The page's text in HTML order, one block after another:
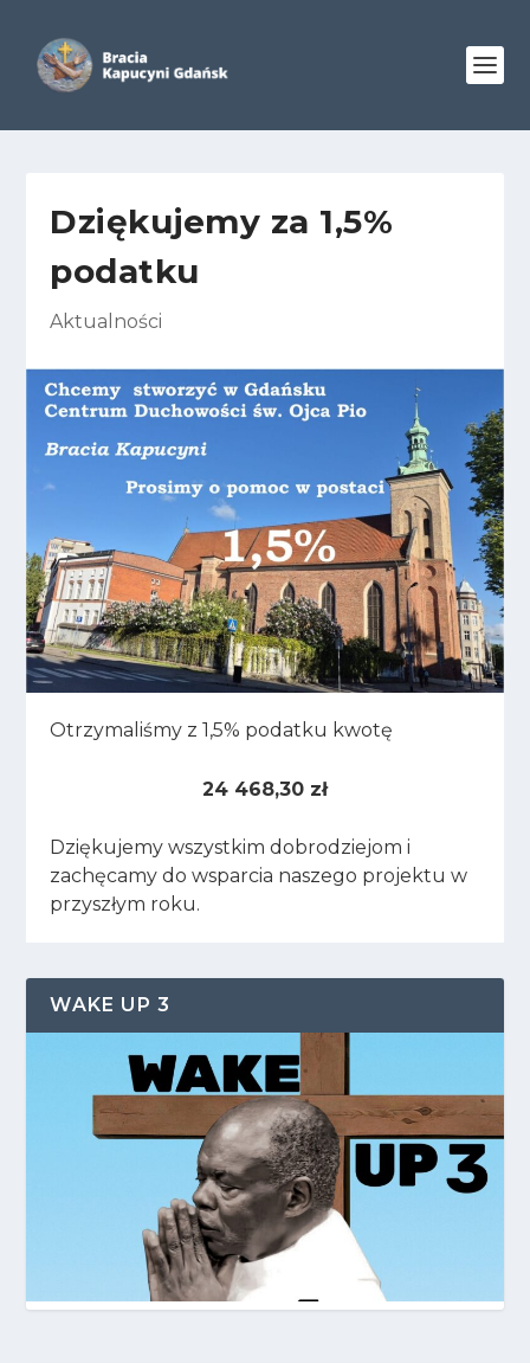
Dziękujemy za 1,5%
podatku
Aktualności
Otrzymaliśmy z 1,5% podatku kwotę
24 468,30 zł
Dziękujemy wszystkim dobrodziejom i
zachęcamy do wsparcia naszego projektu w
przyszłym roku.
WAKE UP 3